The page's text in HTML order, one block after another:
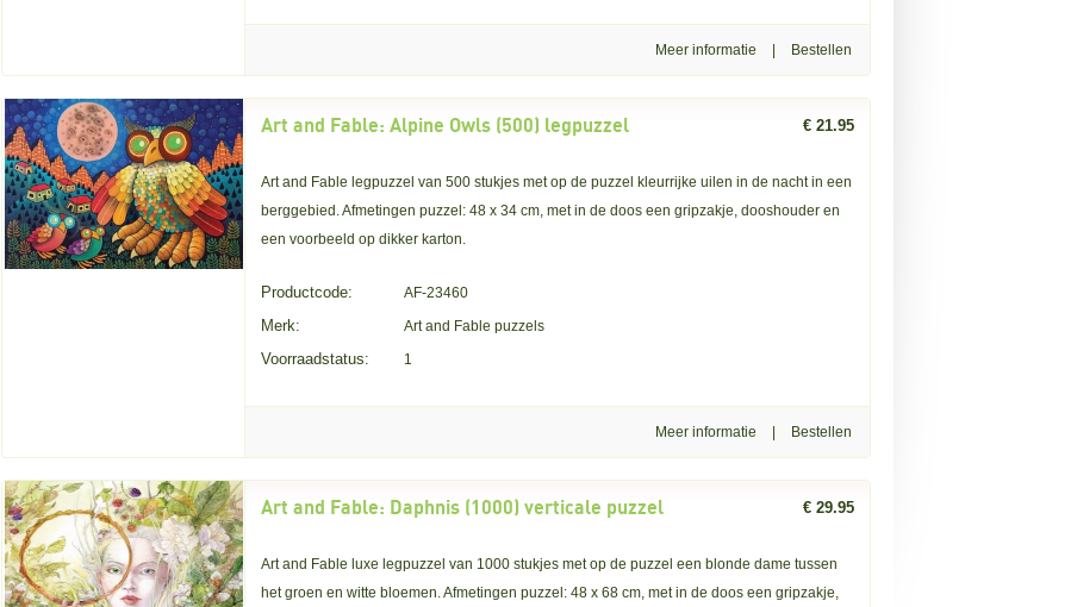
Meer informatie
Art and Fable: Alpine Owls (500) legpuzzel € 21.95
Art and Fable legpuzzel van 500 stukjes met op de puzzel kleurrijke uilen in de nacht in een
berggebied. Afmetingen puzzel: 48 x 34 cm, met in de doos een gripzakje, dooshouder en
een voorbeeld op dikker karton.
Productcode: AF-23460
Merk: Art and Fable puzzels
Voorraadstatus: 1
Meer informatie
Art and Fable: Daphnis (1000) verticale puzzel € 29.95
Art and Fable luxe legpuzzel van 1000 stukjes met op de puzzel een blonde dame tussen
het groen en witte bloemen. Afmetingen puzzel: 48 x 68 cm, met in de doos een gripzakje,